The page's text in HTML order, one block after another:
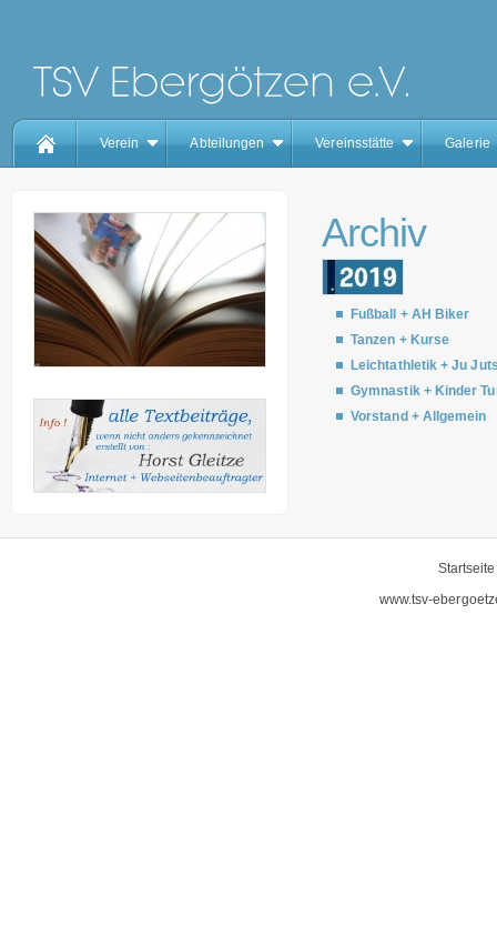
Verein Abteilungen Vereinsstätte Galerie
Archiv
Fußball + AH Biker
Tanzen + Kurse
Leichtathletik + Ju
Gymnastik + Kinder
Vorstand + Allgemein
Startseite
www.tsv-